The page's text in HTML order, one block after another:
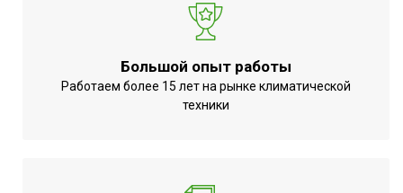
B
Вес декоративной
панели (нетто)
5.7
Большой опыт работы
Работаем более 15 лет на рынке климатической
техники